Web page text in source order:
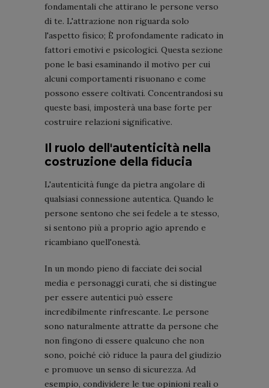
fondamentali che attirano le persone verso
di te. L'attrazione non riguarda solo
l'aspetto fisico; È profondamente radicato in
fattori emotivi e psicologici. Questa sezione
pone le basi esaminando il motivo per cui
alcuni comportamenti risuonano e come
possono essere coltivati. Concentrandosi su
queste basi, imposterà una base forte per
costruire relazioni significative.
Il ruolo dell'autenticità nella
costruzione della fiducia
L'autenticità funge da pietra angolare di
qualsiasi connessione autentica. Quando le
persone sentono che sei fedele a te stesso,
si sentono più a proprio agio aprendo e
ricambiano quell'onestà.
In un mondo pieno di facciate dei social
media e personaggi curati, che si distingue
per essere autentici può essere
incredibilmente rinfrescante. Le persone
sono naturalmente attratte da persone che
non fingono di essere qualcuno che non
sono, poiché ciò riduce la paura del giudizio
e promuove un senso di sicurezza. Ad
esempio, condividere le tue opinioni reali o